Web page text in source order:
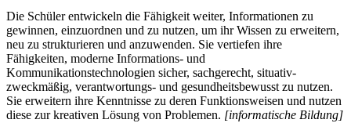
Die Schüler entwickeln die Fähigkeit weiter, Informationen zu
gewinnen, einzuordnen und zu nutzen, um ihr Wissen zu erweitern,
neu zu strukturieren und anzuwenden. Sie vertiefen ihre
Fähigkeiten, moderne Informations- und
Kommunikationstechnologien sicher, sachgerecht, situativ-
zweckmäßig, verantwortungs- und gesundheitsbewusst zu nutzen.
Sie erweitern ihre Kenntnisse zu deren Funktionsweisen und nutzen
diese zur kreativen Lösung von Problemen. [informatische Bildung]